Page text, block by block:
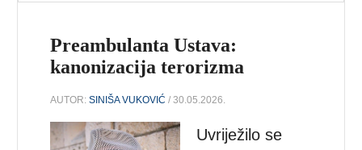
Preambulanta Ustava:
kanonizacija terorizma
AUTOR:SINIŠA VUKOVIĆ / 30.05.2026.
Uvriježilo se